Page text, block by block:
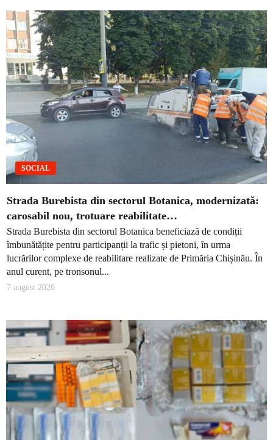
SOCIAL
Strada Burebista din sectorul Botanica, modernizată:
carosabil nou, trotuare reabilitate…
Strada Burebista din sectorul Botanica beneficiază de condiții
îmbunătățite pentru participanții la trafic și pietoni, în urma
lucrărilor complexe de reabilitare realizate de Primăria Chișinău. În
anul curent, pe tronsonul...
7 august 2026